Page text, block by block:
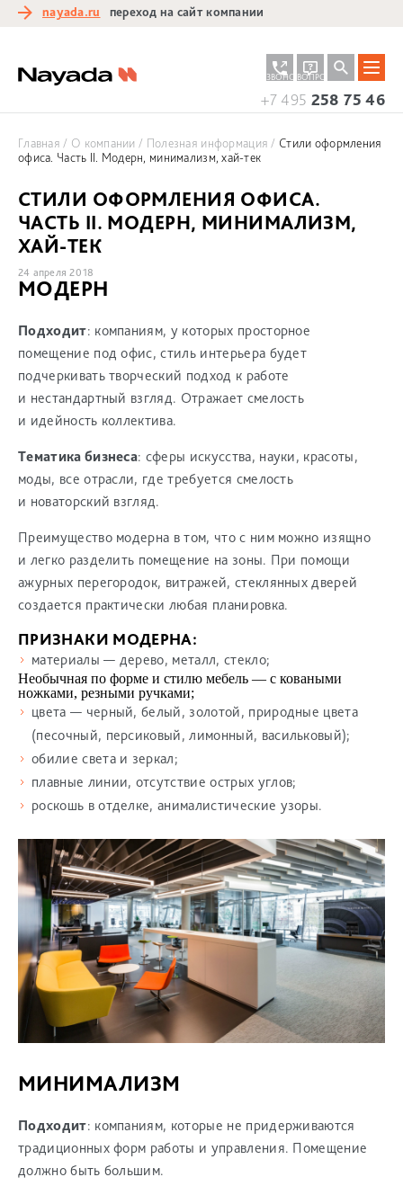
nayada.ru переход на сайт компании
ЗАКАЗАТЬ
ЗВОНОК
ЗАДАТЬ
ВОПРОС
+7 495 258 75 46
Главная О компании Полезная информация
Стили оформления
офиса. Часть II. Модерн, минимализм, хай-тек
СТИЛИ ОФОРМЛЕНИЯ ОФИСА.
ЧАСТЬ II. МОДЕРН, МИНИМАЛИЗМ,
ХАЙ-ТЕК
24 апреля 2018
МОДЕРН
Подходит: компаниям, у которых просторное
помещение под офис, стиль интерьера будет
подчеркивать творческий подход к работе
и нестандартный взгляд. Отражает смелость
и идейность коллектива.
Тематика бизнеса: сферы искусства, науки, красоты,
моды, все отрасли, где требуется смелость
и новаторский взгляд.
Преимущество модерна в том, что с ним можно изящно
и легко разделить помещение на зоны. При помощи
ажурных перегородок, витражей, стеклянных дверей
создается практически любая планировка.
ПРИЗНАКИ МОДЕРНА:
материалы — дерево, металл, стекло;
Необычная по форме и стилю мебель — с коваными
ножками, резными ручками;
цвета — черный, белый, золотой, природные цвета
(песочный, персиковый, лимонный, васильковый);
обилие света и зеркал;
плавные линии, отсутствие острых углов;
роскошь в отделке, анималистические узоры.
МИНИМАЛИЗМ
Подходит: компаниям, которые не придерживаются
традиционных форм работы и управления. Помещение
должно быть большим.